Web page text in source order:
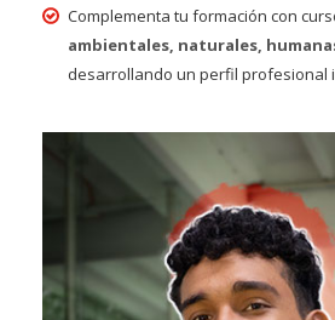
Complementa tu formación con
ambientales, naturales,
desarrollando un perfil profesional